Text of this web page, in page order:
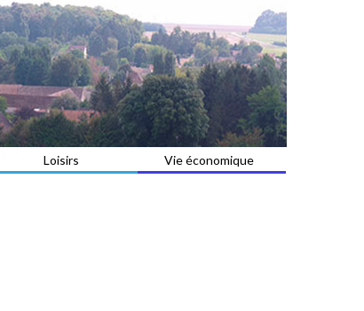
Loisirs Vie économique